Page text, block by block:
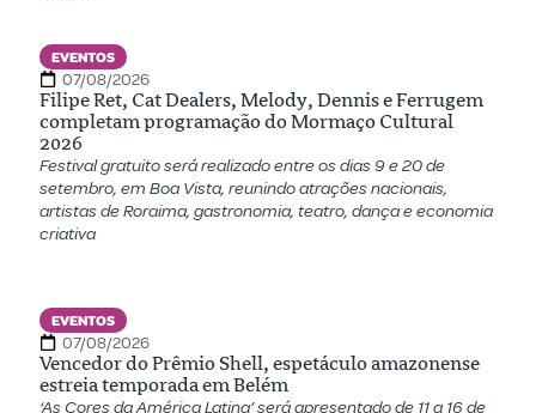
EVENTOS
07/08/2026
Filipe Ret, Cat Dealers, Melody, Dennis e Ferrugem
completam programação do Mormaço Cultural
2026
Festival gratuito será realizado entre os dias 9 e 20 de
setembro, em Boa Vista, reunindo atrações nacionais,
artistas de Roraima, gastronomia, teatro, dança e economia
criativa
EVENTOS
07/08/2026
Vencedor do Prêmio Shell, espetáculo amazonense
estreia temporada em Belém
‘As Cores da América Latina’ será apresentado de 11 a 16 de